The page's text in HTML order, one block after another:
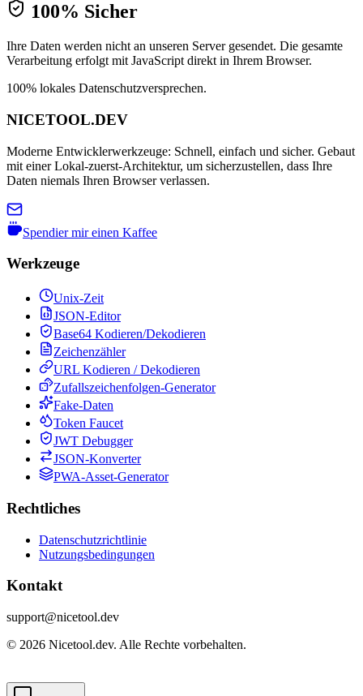
100% Sicher
Ihre Daten werden nicht an unseren Server gesendet. Die gesamte
Verarbeitung erfolgt mit JavaScript direkt in Ihrem Browser.
100% lokales Datenschutzversprechen.
NICETOOL.DEV
Moderne Entwicklerwerkzeuge: Schnell, einfach und sicher. Gebaut
mit einer Lokal-zuerst-Architektur, um sicherzustellen, dass Ihre
Daten niemals Ihren Browser verlassen.
Spendier mir einen Kaffee
Werkzeuge
Unix-Zeit
JSON-Editor
Base64 Kodieren/Dekodieren
Zeichenzähler
URL Kodieren / Dekodieren
Zufallszeichenfolgen-Generator
Fake-Daten
Token Faucet
JWT Debugger
JSON-Konverter
PWA-Asset-Generator
Rechtliches
Datenschutzrichtlinie
Nutzungsbedingungen
Kontakt
support@nicetool.dev
© 2026 Nicetool.dev. Alle Rechte vorbehalten.